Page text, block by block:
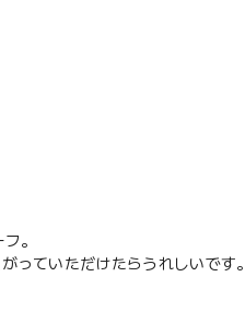
。
っていただけたらうれしいです。